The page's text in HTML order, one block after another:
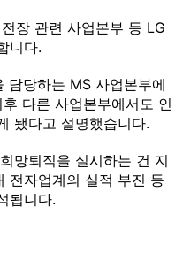
장 관련 사업본부 등 LG
니다.
담당하는 MS 사업본부에
다른 사업본부에서도 인
됐다고 설명했습니다.
망퇴직을 실시하는 건 지
전자업계의 실적 부진 등
됩니다.